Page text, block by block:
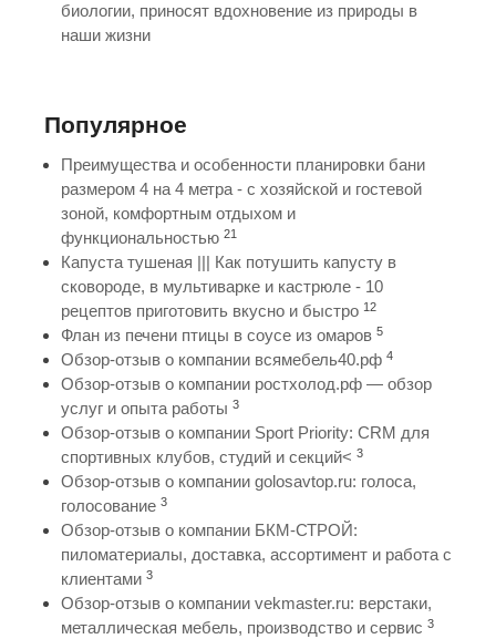
биологии, приносят вдохновение из природы в
наши жизни
Популярное
Преимущества и особенности планировки бани
размером 4 на 4 метра - с хозяйской и гостевой
зоной, комфортным отдыхом и
функциональностью 21
Капуста тушеная ||| Как потушить капусту в
сковороде, в мультиварке и кастрюле - 10
рецептов приготовить вкусно и быстро 12
Флан из печени птицы в соусе из омаров 5
Обзор-отзыв о компании всямебель40.рф 4
Обзор-отзыв о компании ростхолод.рф — обзор
услуг и опыта работы 3
Обзор-отзыв о компании Sport Priority: CRM для
спортивных клубов, студий и секций< 3
Обзор-отзыв о компании golosavtop.ru: голоса,
голосование 3
Обзор-отзыв о компании БКМ-СТРОЙ:
пиломатериалы, доставка, ассортимент и работа с
клиентами 3
Обзор-отзыв о компании vekmaster.ru: верстаки,
металлическая мебель, производство и сервис 3